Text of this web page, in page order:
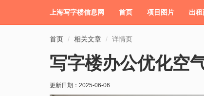
上海写字楼信息网 首页 项目图片 出
首页 相关文章 详情页
写字楼办公优化空
更新日期： 2025-06-06